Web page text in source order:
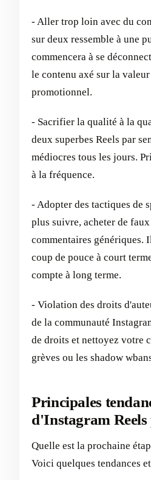
- Aller trop loin avec du
sur deux ressemble à une
commencera à se
le contenu axé sur la
promotionnel.
- Sacrifier la qualité à la
deux superbes Reels par
médiocres tous les jours.
à la fréquence.
- Adopter des tactiques de
plus suivre, acheter de
commentaires génériques.
coup de pouce à court
compte à long terme.
- Violation des droits
de la communauté
de droits et nettoyez votre
grèves ou les shadow
Principales
d'Instagram Reels
Quelle est la prochaine
Voici quelques tendances